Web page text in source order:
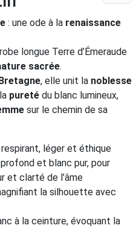
: une ode à la renaissance
longue Terre d’Émeraude
sacrée.
, elle unit la noblesse
pureté du blanc lumineux,
sur le chemin de sa
respirant, léger et éthique
et blanc pur, pour
et clarté de l’âme
la silhouette avec
à la ceinture, évoquant la